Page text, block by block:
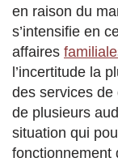
en raison du
s’intensifie en
affaires
l’incertitude la
des services de
de plusieurs
situation qui
fonctionnement